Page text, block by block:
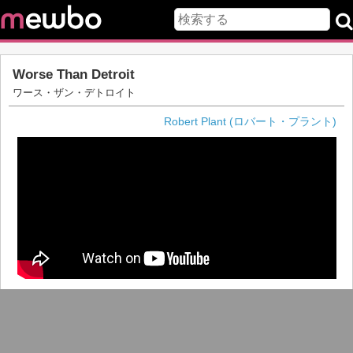
Worse Than Detroit
ワース・ザン・デトロイト
Robert Plant (ロバート・プラント)